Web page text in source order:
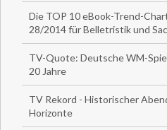
Die TOP 10 eBook-Trend-
28/2014 für Belletristik und
TV-Quote: Deutsche WM-
20 Jahre
TV Rekord - Historischer
Horizonte